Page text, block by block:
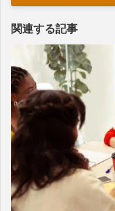
関連する記事